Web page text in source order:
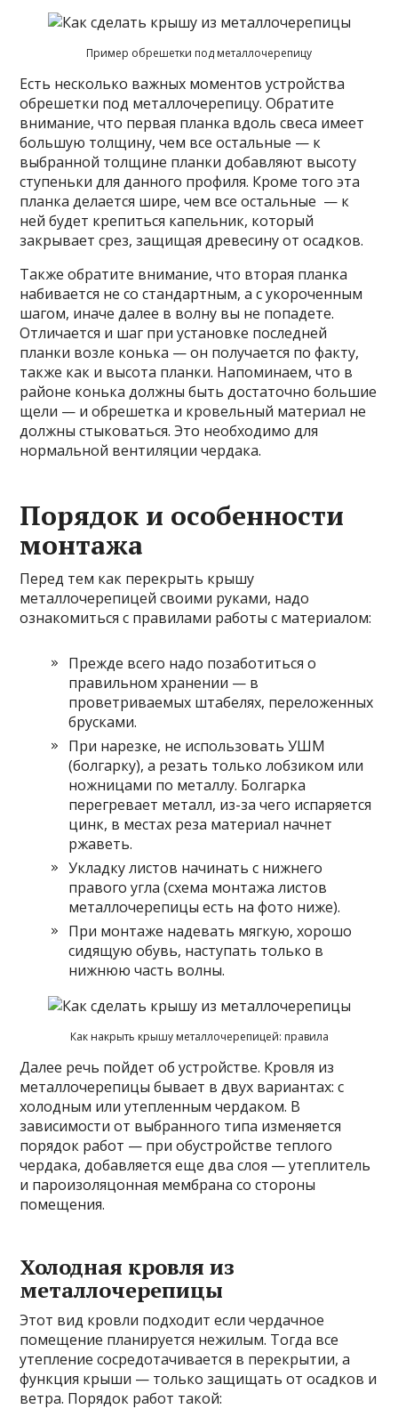
Пример обрешетки под металлочерепицу
Есть несколько важных моментов устройства
обрешетки под металлочерепицу. Обратите
внимание, что первая планка вдоль свеса имеет
большую толщину, чем все остальные — к
выбранной толщине планки добавляют высоту
ступеньки для данного профиля. Кроме того эта
планка делается шире, чем все остальные — к
ней будет крепиться капельник, который
закрывает срез, защищая древесину от осадков.
Также обратите внимание, что вторая планка
набивается не со стандартным, а с укороченным
шагом, иначе далее в волну вы не попадете.
Отличается и шаг при установке последней
планки возле конька — он получается по факту,
также как и высота планки. Напоминаем, что в
районе конька должны быть достаточно большие
щели — и обрешетка и кровельный материал не
должны стыковаться. Это необходимо для
нормальной вентиляции чердака.
Порядок и особенности
монтажа
Перед тем как перекрыть крышу
металлочерепицей своими руками, надо
ознакомиться с правилами работы с материалом:
Прежде всего надо позаботиться о
правильном хранении — в
проветриваемых штабелях, переложенных
брусками.
При нарезке, не использовать УШМ
(болгарку), а резать только лобзиком или
ножницами по металлу. Болгарка
перегревает металл, из-за чего испаряется
цинк, в местах реза материал начнет
ржаветь.
Укладку листов начинать с нижнего
правого угла (схема монтажа листов
металлочерепицы есть на фото ниже).
При монтаже надевать мягкую, хорошо
сидящую обувь, наступать только в
нижнюю часть волны.
Как накрыть крышу металлочерепицей: правила
Далее речь пойдет об устройстве. Кровля из
металлочерепицы бывает в двух вариантах: с
холодным или утепленным чердаком. В
зависимости от выбранного типа изменяется
порядок работ — при обустройстве теплого
чердака, добавляется еще два слоя — утеплитель
и пароизоляцонная мембрана со стороны
помещения.
Холодная кровля из
металлочерепицы
Этот вид кровли подходит если чердачное
помещение планируется нежилым. Тогда все
утепление сосредотачивается в перекрытии, а
функция крыши — только защищать от осадков и
ветра. Порядок работ такой: